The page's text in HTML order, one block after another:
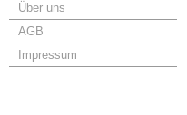
Über uns
AGB
Impressum